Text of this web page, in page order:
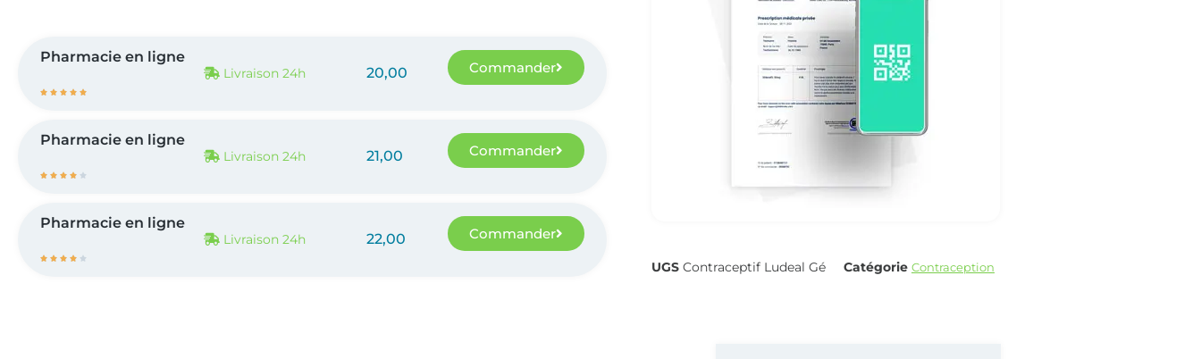
Pharmacie en ligne
    
Livraison 24h 20,00 Commander
Pharmacie en ligne
    
Livraison 24h 21,00 Commander
Pharmacie en ligne
    
Livraison 24h 22,00 Commander
UGS Contraceptif Ludeal Gé Catégorie Contraception